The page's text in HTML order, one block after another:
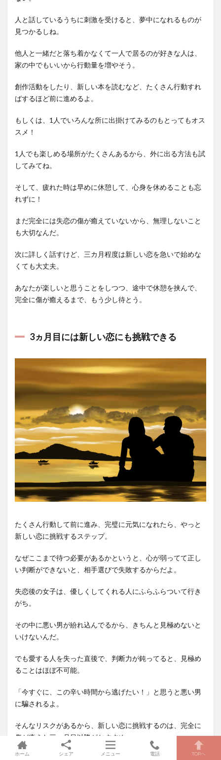
人と話しているうちに刺激を受けると、夢中になれるものが
見つかるしね。
他人と一緒だと落ち着かなくて一人で居るのが好きな人は、
家の中でもいいから行動量を増やそう。
創作活動をしたり、新しい本を読むなど、たくさん行動すれ
ばするほど前に進めるよ。
もしくは、1人でいろんな所に出掛けてみるのもとってもオス
スメ！
1人でも楽しめる場所がたくさんあるから、外に出る方法も試
してみてね。
そして、疲れた時は早めに休憩して、心身を休めることも忘
れずに！
まだ完全には失恋の傷が癒えていないから、無理しないこと
も大切なんだ。
次に詳しく話すけど、三カ月程度は新しい恋を急いで始めな
くても大丈夫。
あなたが楽しいと思うことをしつつ、途中で休憩を挟んで、
完全に傷が癒えるまで、もう少し待とう。
3ヵ月目には新しい恋にも挑戦できる
たくさん行動して前に進み、完璧に元気になれたら、やっと
新しい恋に挑戦するステップ。
なぜここまで待つ必要があるかというと、心が弱ってて正し
い判断ができないと、相手選びで失敗するからだよ。
失恋後の女子は、優しくしてくれる人にふらふらついて行き
がち。
その中に悪い男が紛れ込んでるから、きちんと見極めないと
いけないんだ。
でも愛する人を失った直後で、判断力が鈍ってると、見極め
ることはほぼ不可能。
「今すぐに、この辛い時間から逃げたい！」と思うと悪い男
に騙されるよ。
そんなリスクがあるから、新しい恋に挑戦するのは、完全に
傷が癒えた三ヶ月目以降がおすすめ。
ホーム シェア メニュー 電話 TOPへ